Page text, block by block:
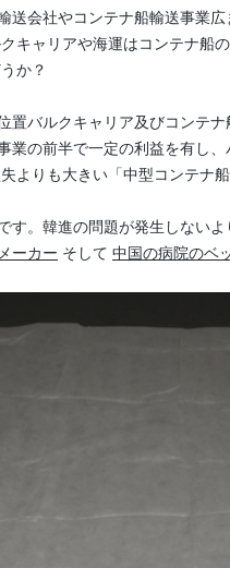
会社やコンテナ船輸送事業
キャリアや海運はコンテナ船
か？
置バルクキャリア及びコンテ
業の前半で一定の利益を有し
よりも大きい「中型コンテナ
。韓進の問題が発生しない
ーカー そして 中国の病院のベ